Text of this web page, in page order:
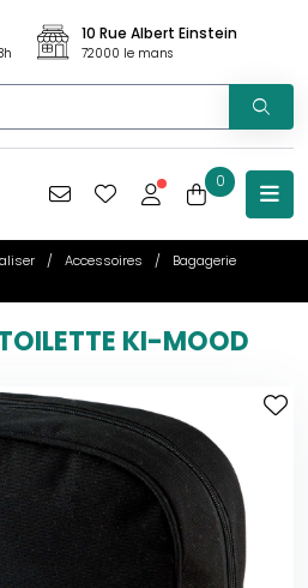
10 Rue Albert Einstein
72000 le mans
0
Accessoires
Bagagerie
KI-MOOD